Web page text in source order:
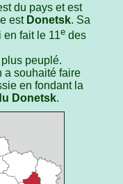
du pays et est
est Donetsk. Sa
en fait le 11e des
peuplé.
a souhaité faire
en fondant la
Donetsk.